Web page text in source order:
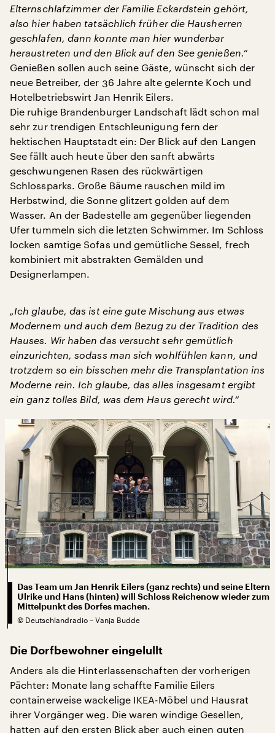
Elternschlafzimmer der Familie Eckardstein gehört,
also hier haben tatsächlich früher die Hausherren
geschlafen, dann konnte man hier wunderbar
heraustreten und den Blick auf den See genießen.“
Genießen sollen auch seine Gäste, wünscht sich der
neue Betreiber, der 36 Jahre alte gelernte Koch und
Hotelbetriebswirt Jan Henrik Eilers.
Die ruhige Brandenburger Landschaft lädt schon mal
sehr zur trendigen Entschleunigung fern der
hektischen Hauptstadt ein: Der Blick auf den Langen
See fällt auch heute über den sanft abwärts
geschwungenen Rasen des rückwärtigen
Schlossparks. Große Bäume rauschen mild im
Herbstwind, die Sonne glitzert golden auf dem
Wasser. An der Badestelle am gegenüber liegenden
Ufer tummeln sich die letzten Schwimmer. Im Schloss
locken samtige Sofas und gemütliche Sessel, frech
kombiniert mit abstrakten Gemälden und
Designerlampen.
„Ich glaube, das ist eine gute Mischung aus etwas
Modernem und auch dem Bezug zu der Tradition des
Hauses. Wir haben das versucht sehr gemütlich
einzurichten, sodass man sich wohlfühlen kann, und
trotzdem so ein bisschen mehr die Transplantation ins
Moderne rein. Ich glaube, das alles insgesamt ergibt
ein ganz tolles Bild, was dem Haus gerecht wird.“
Das Team um Jan Henrik Eilers (ganz rechts) und seine Eltern
Ulrike und Hans (hinten) will Schloss Reichenow wieder zum
Mittelpunkt des Dorfes machen.
© Deutschlandradio – Vanja Budde
Die Dorfbewohner eingelullt
Anders als die Hinterlassenschaften der vorherigen
Pächter: Monate lang schaffte Familie Eilers
containerweise wackelige IKEA-Möbel und Hausrat
ihrer Vorgänger weg. Die waren windige Gesellen,
hatten auf den ersten Blick aber auch einen guten